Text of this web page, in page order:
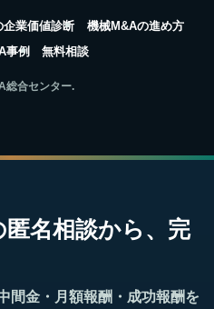
企業価値診断
機械M&Aの進め方
事例 無料相談
総合センター.
名相談から、完
間金・月額報酬・成功報酬を